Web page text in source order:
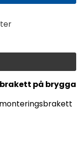
på brygga
monteringsbrakett